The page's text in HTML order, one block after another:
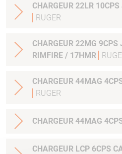
CHARGEUR 22LR
RUGER
CHARGEUR 22MG
RIMFIRE / 17HMR
RUGER
CHARGEUR 44MAG
CHARGEUR LCP 6CPS